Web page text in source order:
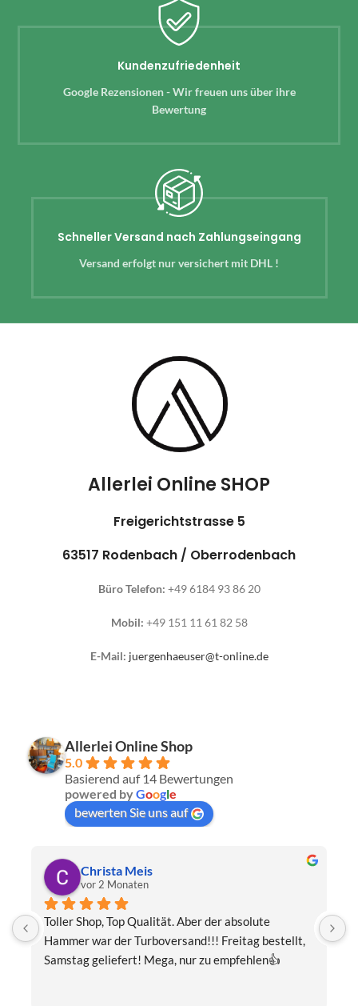
Kundenzufriedenheit
Google Rezensionen - Wir freuen uns über ihre
Bewertung
Schneller Versand nach Zahlungseingang
Versand erfolgt nur versichert mit DHL !
Allerlei Online SHOP
Freigerichtstrasse 5
63517 Rodenbach / Oberrodenbach
Büro Telefon: +49 6184 93 86 20
Mobil: +49 151 11 61 82 58
E-Mail: juergenhaeuser@t-online.de
Allerlei Online Shop
5.0
Basierend auf 14 Bewertungen
powered byGoogle
bewerten Sie uns auf
Christa Meis
vor 2 Monaten
Toller Shop, Top Qualität. Aber der absolute
Hammer war der Turboversand!!! Freitag bestellt,
Samstag geliefert! Mega, nur zu empfehlen👍